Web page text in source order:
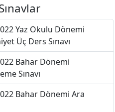
Yaz Okulu Dönemi
Üç Ders Sınavı
Bahar Dönemi
Sınavı
Bahar Dönemi Ara